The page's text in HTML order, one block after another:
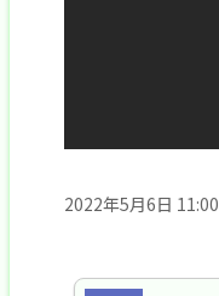
2022年5月6日 11:00